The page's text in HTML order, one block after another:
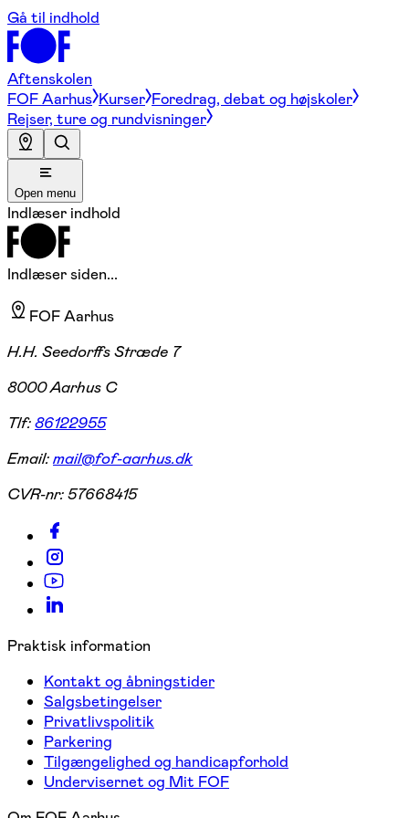
Gå til indhold
Aftenskolen
FOF Aarhus Kurser Foredrag, debat og højskoler
Rejser, ture og rundvisninger
Open menu
Indlæser indhold
Indlæser siden...
FOF Aarhus
H.H. Seedorffs Stræde 7
8000 Aarhus C
Tlf:86122955
Email:mail@fof-aarhus.dk
CVR-nr:57668415
Praktisk information
Kontakt og åbningstider
Salgsbetingelser
Privatlivspolitik
Parkering
Tilgængelighed og handicapforhold
Undervisernet og Mit FOF